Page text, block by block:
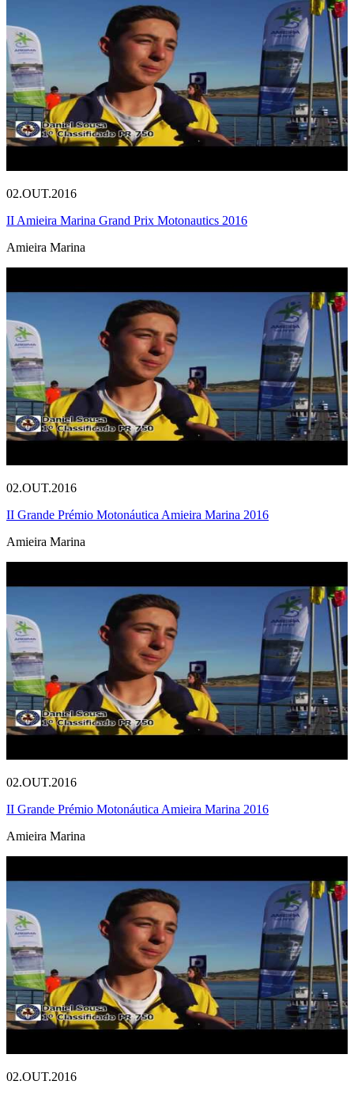
02.OUT.2016
II Amieira Marina Grand Prix Motonautics 2016
Amieira Marina
02.OUT.2016
II Grande Prémio Motonáutica Amieira Marina 2016
Amieira Marina
02.OUT.2016
II Grande Prémio Motonáutica Amieira Marina 2016
Amieira Marina
02.OUT.2016